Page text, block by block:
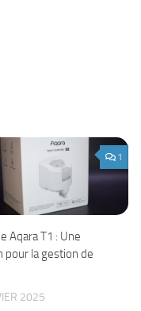
1
Aqara T1 : Une
pour la gestion de
2025